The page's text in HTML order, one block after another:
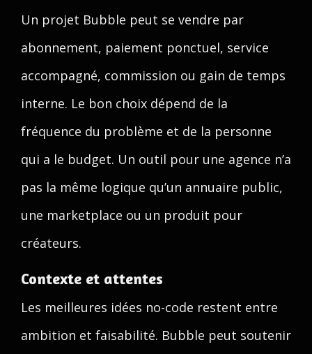
Un projet Bubble peut se vendre par
abonnement, paiement ponctuel, service
accompagné, commission ou gain de temps
interne. Le bon choix dépend de la
fréquence du problème et de la personne
qui a le budget. Un outil pour une agence n’a
pas la même logique qu’un annuaire public,
une marketplace ou un produit pour
créateurs.
Contexte et attentes
Les meilleures idées no-code restent entre
ambition et faisabilité. Bubble peut soutenir